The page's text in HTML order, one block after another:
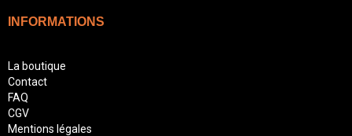
INFORMATIONS
La boutique
Contact
FAQ
CGV
Mentions légales